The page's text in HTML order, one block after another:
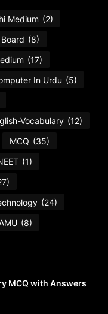
Medium (2)
(8)
(17)
In Urdu (5)
Vocabulary (12)
MCQ (35)
(1)
(24)
(8)
MCQ with Answers